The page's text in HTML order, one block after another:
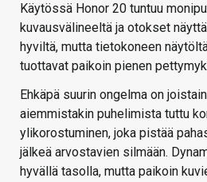
Käytössä Honor 20 tuntuu
kuvausvälineeltä ja otokset
hyviltä, mutta tietokoneen
tuottavat paikoin pienen
Ehkäpä suurin ongelma on
aiemmistakin puhelimista tuttu
ylikorostuminen, joka pistää
jälkeä arvostavien silmään.
hyvällä tasolla, mutta paikoin